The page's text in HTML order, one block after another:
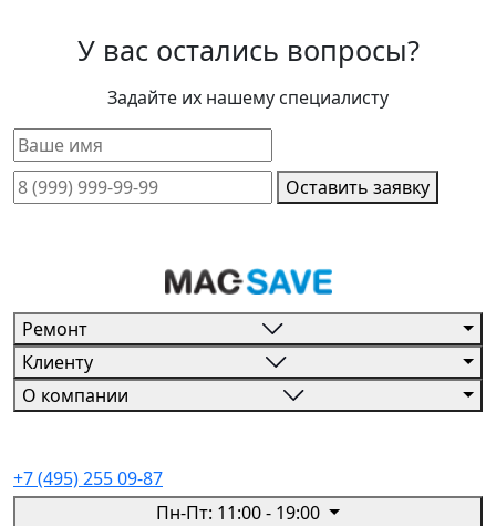
У вас остались вопросы?
Задайте их нашему специалисту
Оставить заявку
Ремонт
Клиенту
О компании
+7 (495) 255 09-87
Пн-Пт: 11:00 - 19:00